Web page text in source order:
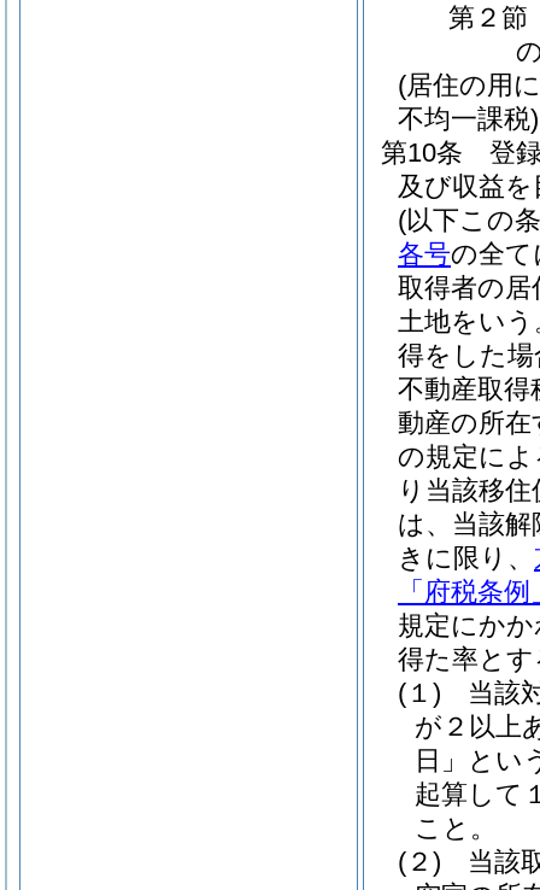
第２節
(居住の用
不均一課税)
第10条
登
及び収益
(以下この
各号の全て
取得者の
土地をい
得をした
不動産取得
動産の所
の規定に
り当該移
は、当該
きに限り、
「府税条
規定にか
得た率とす
(１)
当該
が２以上
日」とい
起算して
こと。
(２)
当該